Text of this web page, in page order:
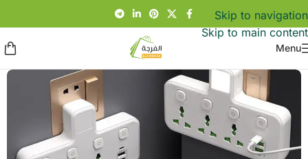
Skip to navigation
Skip to main content
Menu